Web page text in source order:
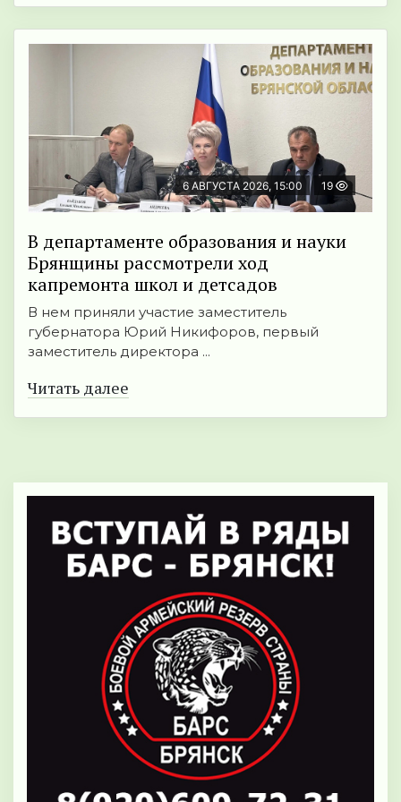
6 АВГУСТА 2026, 15:00 19
В департаменте образования и науки
Брянщины рассмотрели ход
капремонта школ и детсадов
В нем приняли участие заместитель
губернатора Юрий Никифоров, первый
заместитель директора ...
Читать далее